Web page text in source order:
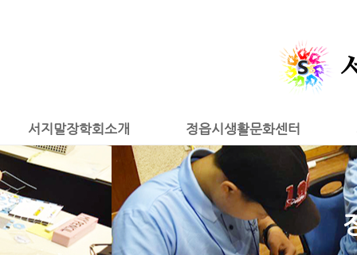
서지말장학회소개 정읍시생활문화센터